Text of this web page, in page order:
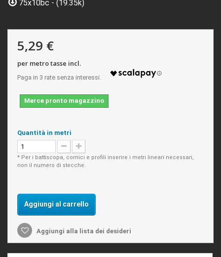
75x10bc - (19.35k)
5,29 €
per metro tasse incl.
Merce pronto magazzino
Quantità in metri
* Per i battiscopa, cornici e profili inserire i metri lineari necessari,
non il numero di stecche.
Aggiungi al carrello
Aggiungi alla lista dei desideri